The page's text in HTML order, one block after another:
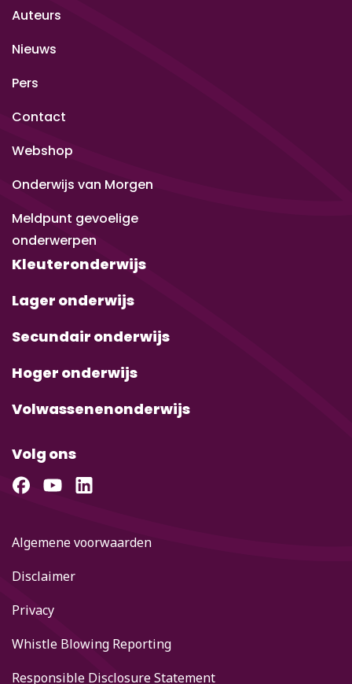
Auteurs
Nieuws
Pers
Contact
Webshop
Onderwijs van Morgen
Meldpunt gevoelige
onderwerpen
Kleuteronderwijs
Lager onderwijs
Secundair onderwijs
Hoger onderwijs
Volwassenenonderwijs
Volg ons
Algemene voorwaarden
Disclaimer
Privacy
Whistle Blowing Reporting
Responsible Disclosure Statement